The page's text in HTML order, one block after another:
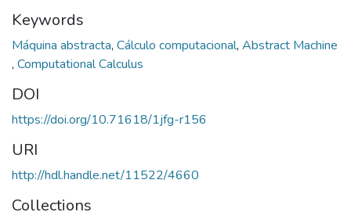
Keywords
Máquina abstracta, Cálculo computacional, Abstract Machine
, Computational Calculus
DOI
https://doi.org/10.71618/1jfg-r156
URI
http://hdl.handle.net/11522/4660
Collections